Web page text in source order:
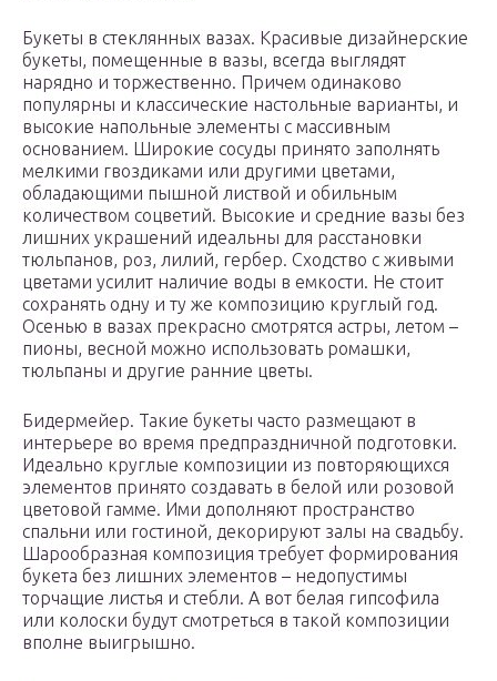
Букеты в стеклянных вазах. Красивые дизайнерские
букеты, помещенные в вазы, всегда выглядят
нарядно и торжественно. Причем одинаково
популярны и классические настольные варианты, и
высокие напольные элементы с массивным
основанием. Широкие сосуды принято заполнять
мелкими гвоздиками или другими цветами,
обладающими пышной листвой и обильным
количеством соцветий. Высокие и средние вазы без
лишних украшений идеальны для расстановки
тюльпанов, роз, лилий, гербер. Сходство с живыми
цветами усилит наличие воды в емкости. Не стоит
сохранять одну и ту же композицию круглый год.
Осенью в вазах прекрасно смотрятся астры, летом –
пионы, весной можно использовать ромашки,
тюльпаны и другие ранние цветы.
Бидермейер. Такие букеты часто размещают в
интерьере во время предпраздничной подготовки.
Идеально круглые композиции из повторяющихся
элементов принято создавать в белой или розовой
цветовой гамме. Ими дополняют пространство
спальни или гостиной, декорируют залы на свадьбу.
Шарообразная композиция требует формирования
букета без лишних элементов – недопустимы
торчащие листья и стебли. А вот белая гипсофила
или колоски будут смотреться в такой композиции
вполне выигрышно.